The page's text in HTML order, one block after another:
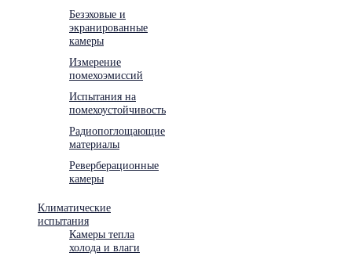
Безэховые и
экранированные
камеры
Измерение
помехоэмиссий
Испытания на
помехоустойчивость
Радиопоглощающие
материалы
Реверберационные
камеры
Климатические
испытания
Камеры тепла
холода и влаги